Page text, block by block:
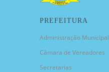
PREFEITURA
Administração Municipal
Câmara de Vereadores
Secretarias